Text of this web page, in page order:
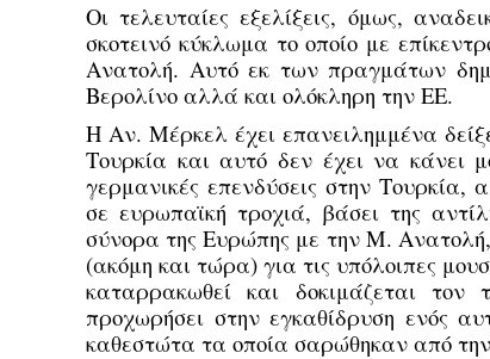
Οι τελευταίες εξελίξεις, όμως,
σκοτεινό κύκλωμα το οποίο με
Ανατολή. Αυτό εκ των πραγμάτων
Βερολίνο αλλά και ολόκληρη την ΕΕ.
Η Αν. Μέρκελ έχει επανειλημμένα
Τουρκία και αυτό δεν έχει να κάνει
γερμανικές επενδύσεις στην Τουρκία,
σε ευρωπαϊκή τροχιά, βάσει της
σύνορα της Ευρώπης με την Μ.
(ακόμη και τώρα) για τις υπόλοιπες
καταρρακωθεί και δοκιμάζεται
προχωρήσει στην εγκαθίδρυση ενός
καθεστώτα τα οποία σαρώθηκαν από